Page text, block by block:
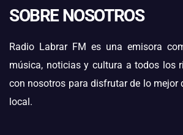
SOBRE NOSOTROS
Radio Labrar FM es una emisora
música, noticias y cultura a todos los
con nosotros para disfrutar de lo mejor
local.